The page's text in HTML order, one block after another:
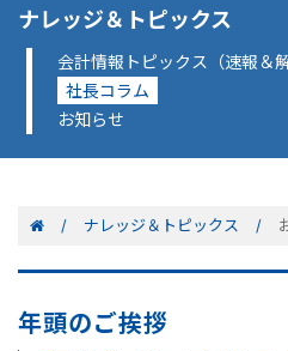
ナレッジ＆トピックス
会計情報トピックス（速報＆解
社長コラム
お知らせ
ナレッジ＆トピックス
年頭のご挨拶